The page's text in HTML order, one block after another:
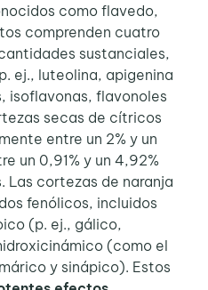
como flavedo,
comprenden cuatro
sustanciales,
ej., luteolina, apigenina
isoflavonas, flavonoles
secas de cítricos
entre un 2% y un
un 0,91% y un 4,92%
Las cortezas de naranja
fenólicos, incluidos
(p. ej., gálico,
(como el
y sinápico). Estos